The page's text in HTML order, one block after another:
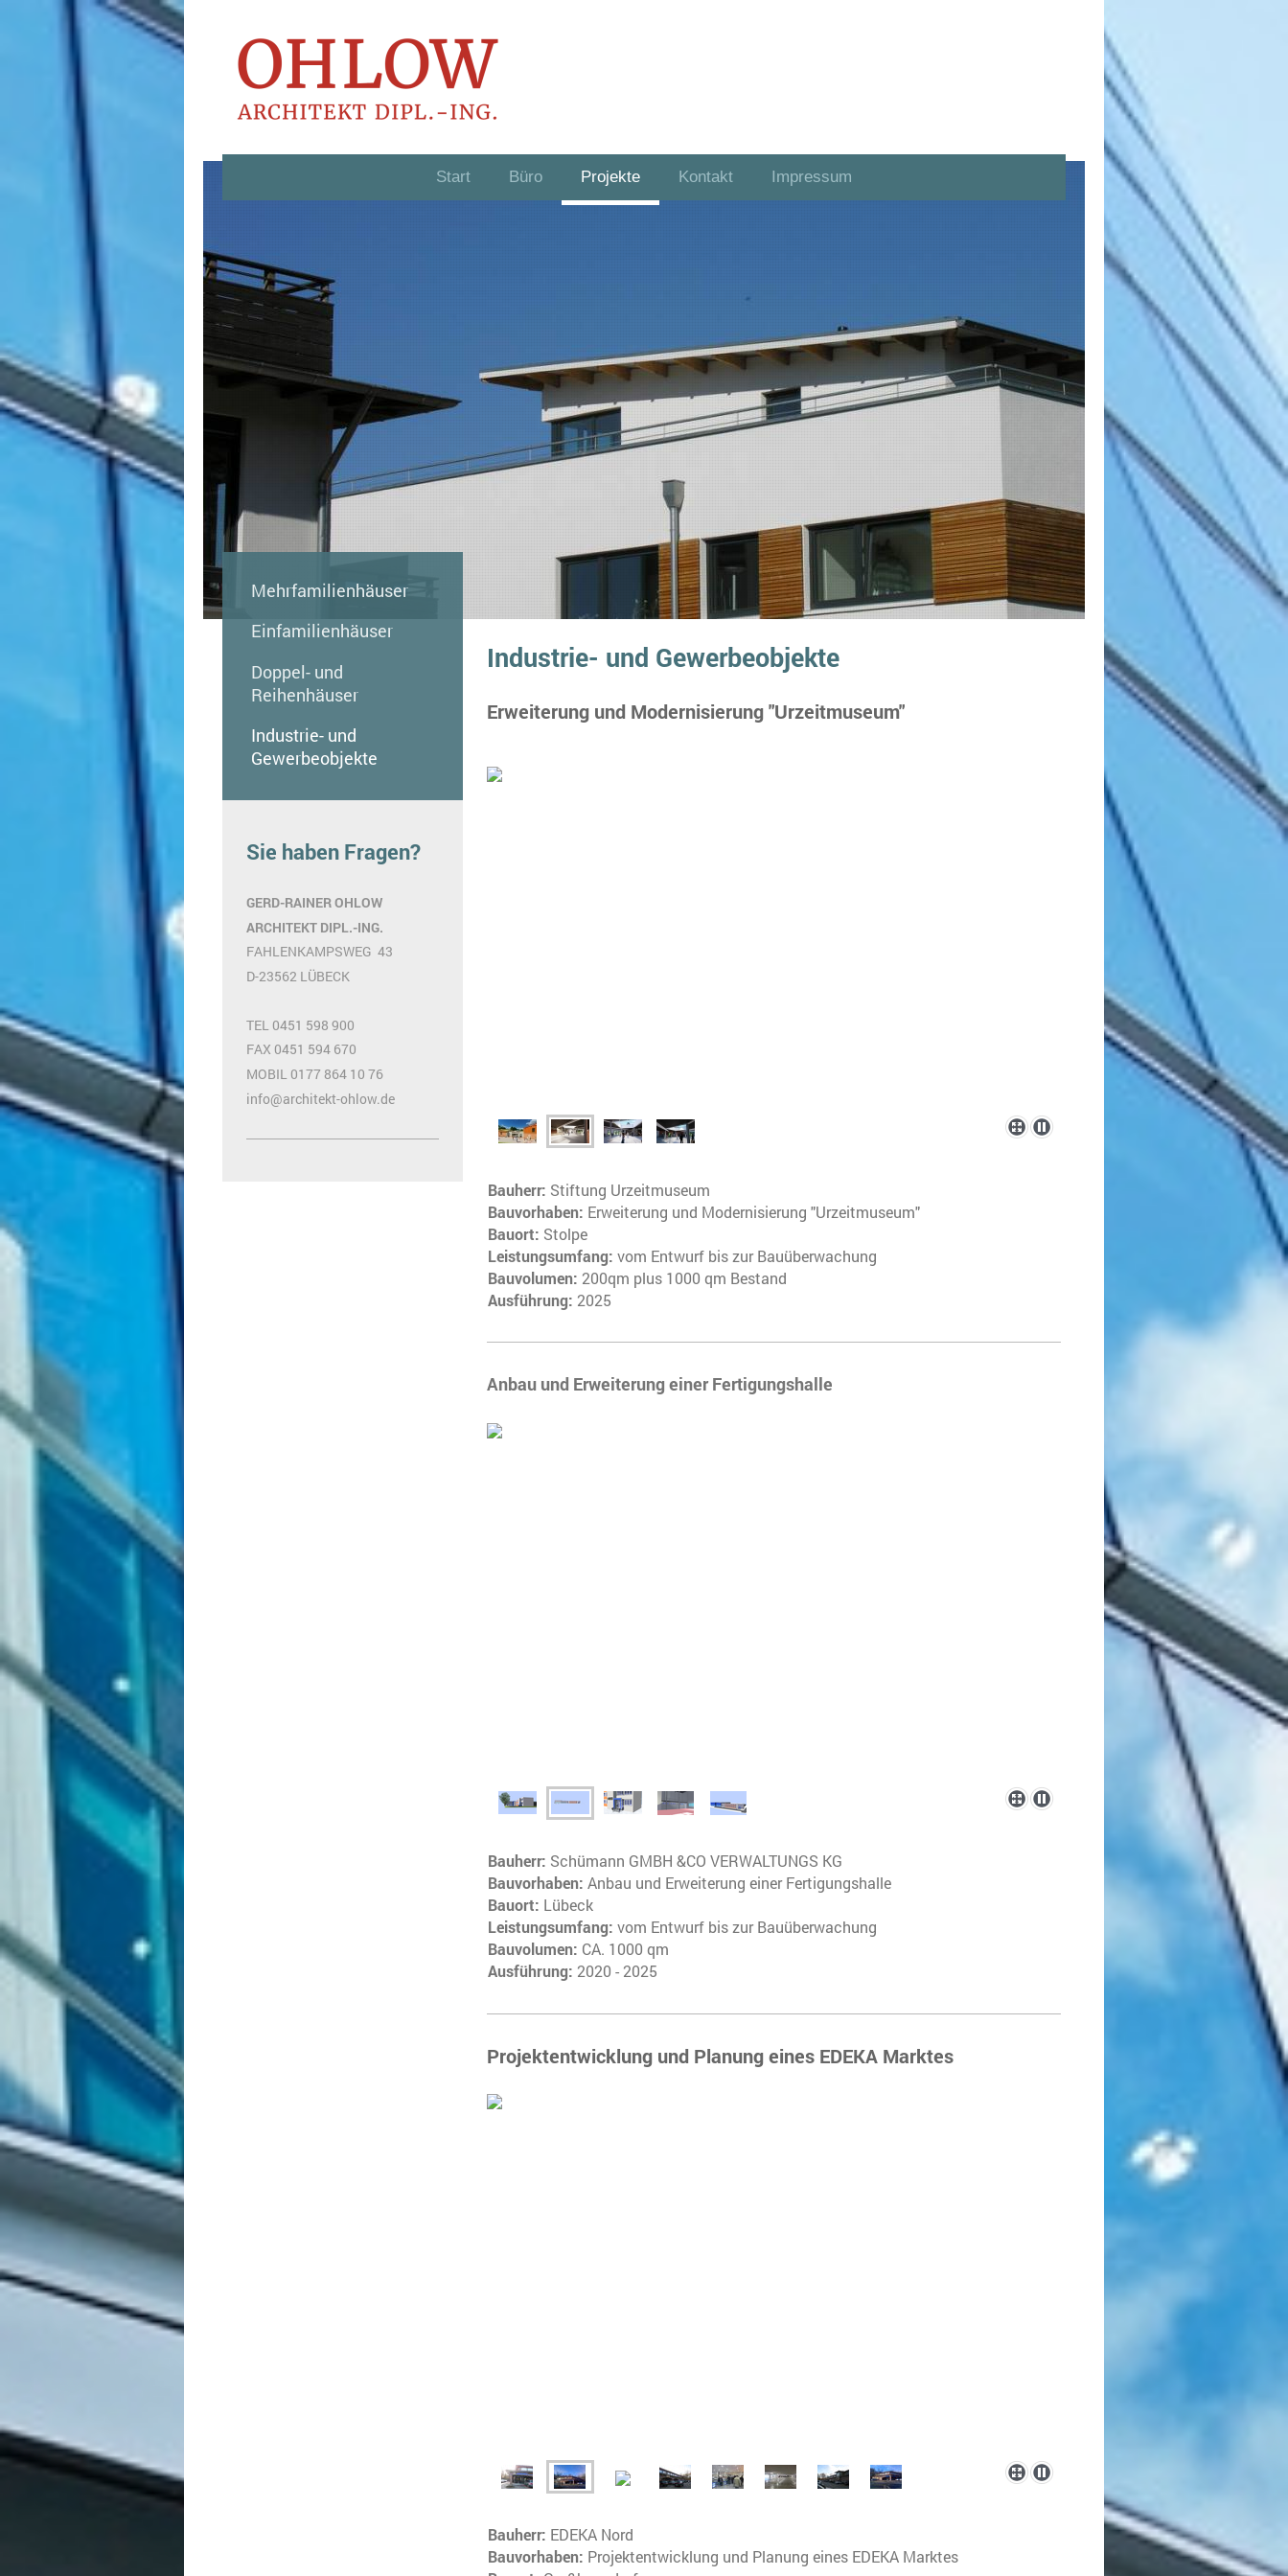
Start Büro Projekte Kontakt Impressum
Industrie- und Gewerbeobjekte
Erweiterung und Modernisierung "Urzeitmuseum"
Bauherr : Stiftung Urzeitmuseum
Bauvorhaben : Erweiterung und Modernisierung "Urzeitmuseum"
Bauort : Stolpe
Leistungsumfang: vom Entwurf bis zur Bauüberwachung
Bauvolumen: 200qm plus 1000 qm Bestand
Ausführung: 2025
Anbau und Erweiterung einer Fertigungshalle
Bauherr : Schümann GMBH &CO VERWALTUNGS KG
Bauvorhaben : Anbau und Erweiterung einer Fertigungshalle
Bauort : Lübeck
Leistungsumfang: vom Entwurf bis zur Bauüberwachung
Bauvolumen: CA. 1000 qm
Ausführung: 2020 - 2025
Projektentwicklung und Planung eines EDEKA Marktes
Bauherr : EDEKA Nord
Bauvorhaben : Projektentwicklung und Planung eines EDEKA Marktes
Mehrfamilienhäuser
Einfamilienhäuser
Doppel- und
Reihenhäuser
Industrie- und
Gewerbeobjekte
Sie haben Fragen?
GERD-RAINER OHLOW
ARCHITEKT DIPL.-ING.
FAHLENKAMPSWEG 43
D-23562 LÜBECK
TEL 0451 598 900
FAX 0451 594 670
MOBIL 0177 864 10 76
info@architekt-ohlow.de